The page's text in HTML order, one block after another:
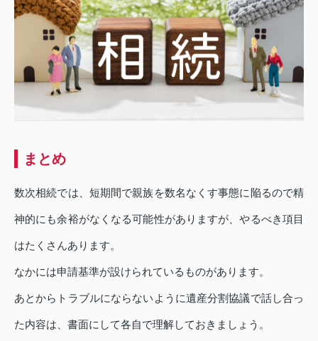
まとめ
数次相続では、短期間で親族を数名なくす事態に陥るので精
神的にも余裕がなくなる可能性がありますが、やるべき項目
はたくさんあります。
なかには申請基準が設けられているものがあります。
あとからトラブルにならないように遺産分割協議で話し合っ
た内容は、書面にして各自で理解しておきましょう。